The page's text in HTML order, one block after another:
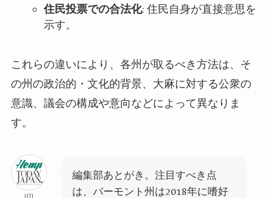
住民投票での合法化: 住民自身が直接意思を
示す。
これらの違いにより、各州が取るべき方法は、そ
の州の政治的・文化的背景、大麻に対する公衆の
意識、議会の構成や意向などによって異なりま
す。
HTJ
編集部あとがき。注目すべき点
は、バーモント州は2018年に嗜好